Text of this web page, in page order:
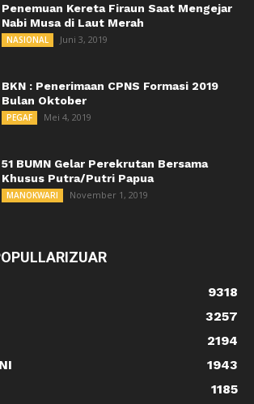
Penemuan Kereta Firaun Saat Mengejar
Nabi Musa di Laut Merah
NASIONAL Juni 3, 2019
BKN : Penerimaan CPNS Formasi 2019
Bulan Oktober
PEGAF Mei 4, 2019
51 BUMN Gelar Perekrutan Bersama
Khusus Putra/Putri Papua
MANOKWARI November 1, 2019
9318
3257
2194
1943
1185